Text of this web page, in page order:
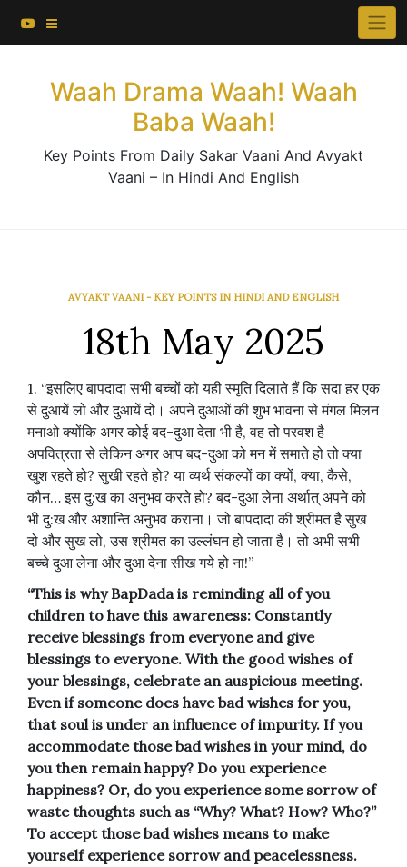
Waah Drama Waah! Waah
Baba Waah!
Key Points From Daily Sakar Vaani And Avyakt
Vaani – In Hindi And English
AVYAKT VAANI - KEY POINTS IN HINDI AND ENGLISH
18th May 2025
1. “इसलिए बापदादा सभी बच्चों को यही स्मृति दिलाते हैं कि सदा हर एक
से दुआयें लो और दुआयें दो। अपने दुआओं की शुभ भावना से मंगल मिलन
मनाओ क्योंकि अगर कोई बद-दुआ देता भी है, वह तो परवश है
अपवित्रता से लेकिन अगर आप बद-दुआ को मन में समाते हो तो क्या
खुश रहते हो? सुखी रहते हो? या व्यर्थ संकल्पों का क्यों, क्या, कैसे,
कौन… इस दु:ख का अनुभव करते हो? बद-दुआ लेना अर्थात् अपने को
भी दु:ख और अशान्ति अनुभव कराना। जो बापदादा की श्रीमत है सुख
दो और सुख लो, उस श्रीमत का उल्लंघन हो जाता है। तो अभी सभी
बच्चे दुआ लेना और दुआ देना सीख गये हो ना!”
“This is why BapDada is reminding all of you
children to have this awareness: Constantly
receive blessings from everyone and give
blessings to everyone. With the good wishes of
your blessings, celebrate an auspicious meeting.
Even if someone does have bad wishes for you,
that soul is under an influence of impurity. If you
accommodate those bad wishes in your mind, do
you then remain happy? Do you experience
happiness? Or, do you experience some sorrow of
waste thoughts such as “Why? What? How? Who?”
To accept those bad wishes means to make
yourself experience sorrow and peacelessness.
×